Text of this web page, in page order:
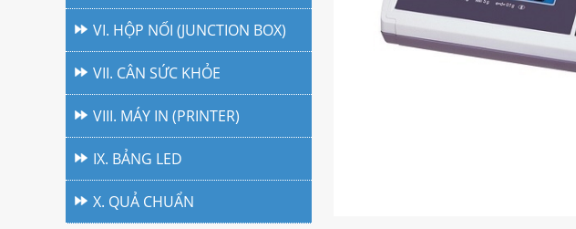
VI. HỘP NỐI (JUNCTION BOX)
VII. CÂN SỨC KHỎE
VIII. MÁY IN (PRINTER)
IX. BẢNG LED
X. QUẢ CHUẨN